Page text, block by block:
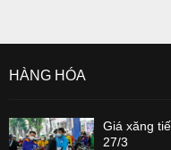
HÀNG HÓA
Giá xăng
27/3